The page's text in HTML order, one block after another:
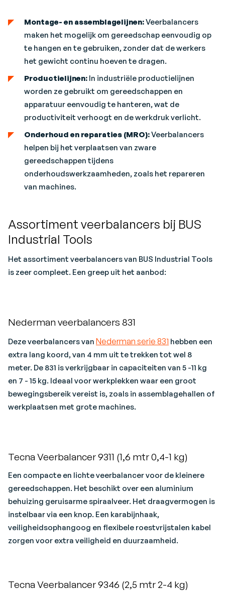
Montage- en assemblagelijnen:Veerbalancers
maken het mogelijk om gereedschap eenvoudig op
te hangen en te gebruiken, zonder dat de werkers
het gewicht continu hoeven te dragen.
Productielijnen: In industriële productielijnen
worden ze gebruikt om gereedschappen en
apparatuur eenvoudig te hanteren, wat de
productiviteit verhoogt en de werkdruk verlicht.
Onderhoud en reparaties (MRO):Veerbalancers
helpen bij het verplaatsen van zware
gereedschappen tijdens
onderhoudswerkzaamheden, zoals het repareren
van machines.
Assortiment veerbalancers bij BUS
Industrial Tools
Het assortiment veerbalancers van BUS Industrial Tools
is zeer compleet. Een greep uit het aanbod:
Nederman veerbalancers 831
Deze veerbalancers van Nederman serie 831 hebben een
extra lang koord, van 4 mm uit te trekken tot wel 8
meter. De 831 is verkrijgbaar in capaciteiten van 5 -11 kg
en 7 - 15 kg. Ideaal voor werkplekken waar een groot
bewegingsbereik vereist is, zoals in assemblagehallen of
werkplaatsen met grote machines.
Tecna Veerbalancer 9311 (1,6 mtr 0,4-1 kg)
Een compacte en lichte veerbalancer voor de kleinere
gereedschappen. Het beschikt over een aluminium
behuizing geruisarme spiraalveer. Het draagvermogen is
instelbaar via een knop. Een karabijnhaak,
veiligheidsophangoog en flexibele roestvrijstalen kabel
zorgen voor extra veiligheid en duurzaamheid.
Tecna Veerbalancer 9346 (2,5 mtr 2-4 kg)